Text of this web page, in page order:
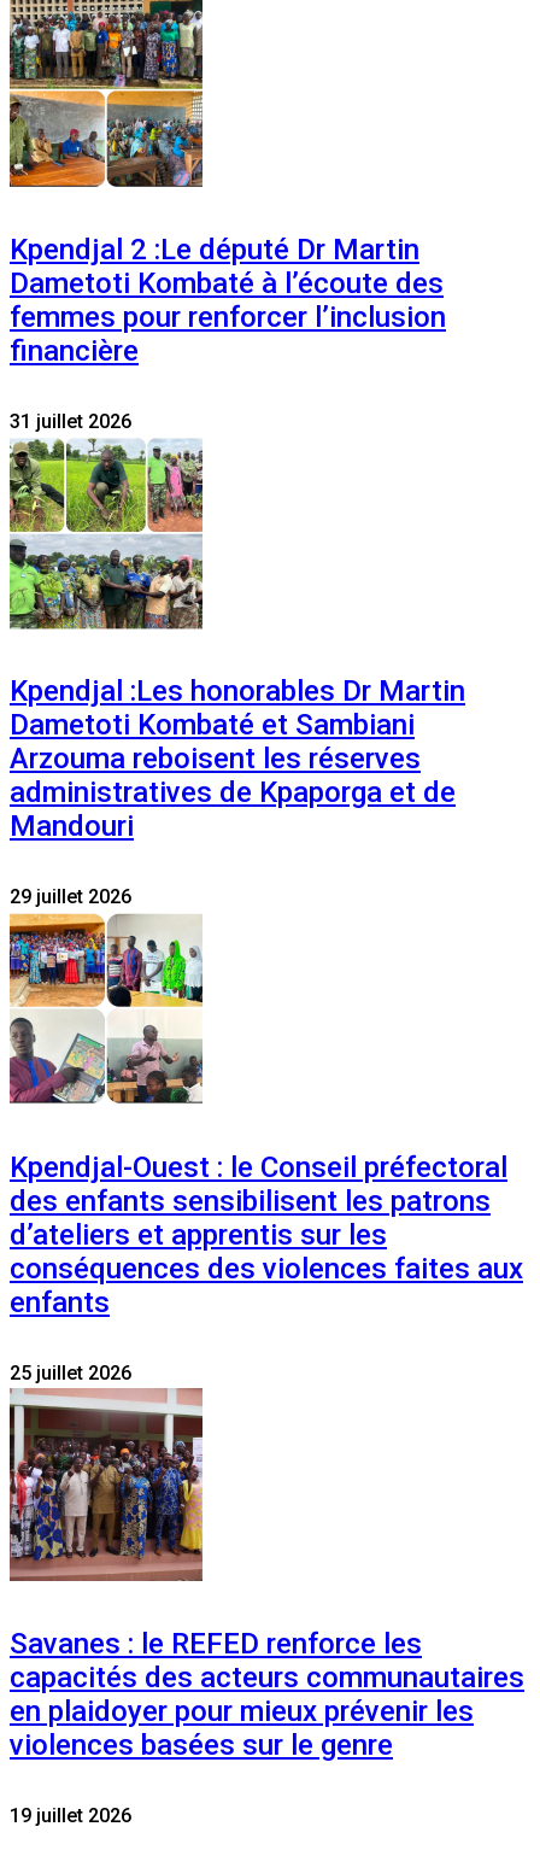
Kpendjal 2 :Le député Dr Martin
Dametoti Kombaté à l’écoute des
femmes pour renforcer l’inclusion
financière
31 juillet 2026
Kpendjal :Les honorables Dr Martin
Dametoti Kombaté et Sambiani
Arzouma reboisent les réserves
administratives de Kpaporga et de
Mandouri
29 juillet 2026
Kpendjal-Ouest : le Conseil préfectoral
des enfants sensibilisent les patrons
d’ateliers et apprentis sur les
conséquences des violences faites aux
enfants
25 juillet 2026
Savanes : le REFED renforce les
capacités des acteurs communautaires
en plaidoyer pour mieux prévenir les
violences basées sur le genre
19 juillet 2026